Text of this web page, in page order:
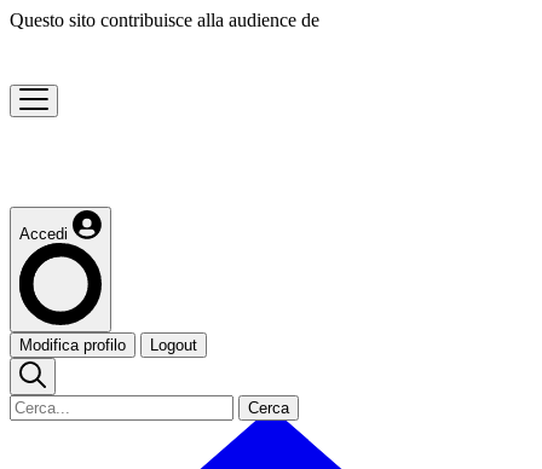
Questo sito contribuisce alla audience de
Accedi
Modifica profilo Logout
Cerca